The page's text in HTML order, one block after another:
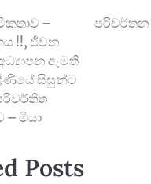
–
!!, ජීවන
ඇමති
සිසුන්ට
– මීයා
Posts